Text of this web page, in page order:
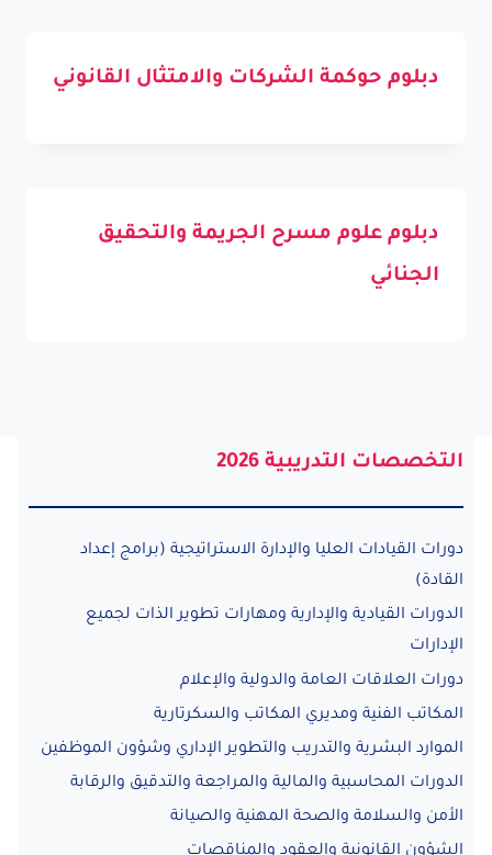
دبلوم حوكمة الشركات والامتثال القانوني
دبلوم علوم مسرح الجريمة والتحقيق
الجنائي
التخصصات التدريبية 2026
دورات القيادات العليا والإدارة الاستراتيجية (برامج إعداد
القادة)
الدورات القيادية والإدارية ومهارات تطوير الذات لجميع
الإدارات
دورات العلاقات العامة والدولية والإعلام
المكاتب الفنية ومديري المكاتب والسكرتارية
الموارد البشرية والتدريب والتطوير الإداري وشؤون الموظفين
الدورات المحاسبية والمالية والمراجعة والتدقيق والرقابة
الأمن والسلامة والصحة المهنية والصيانة